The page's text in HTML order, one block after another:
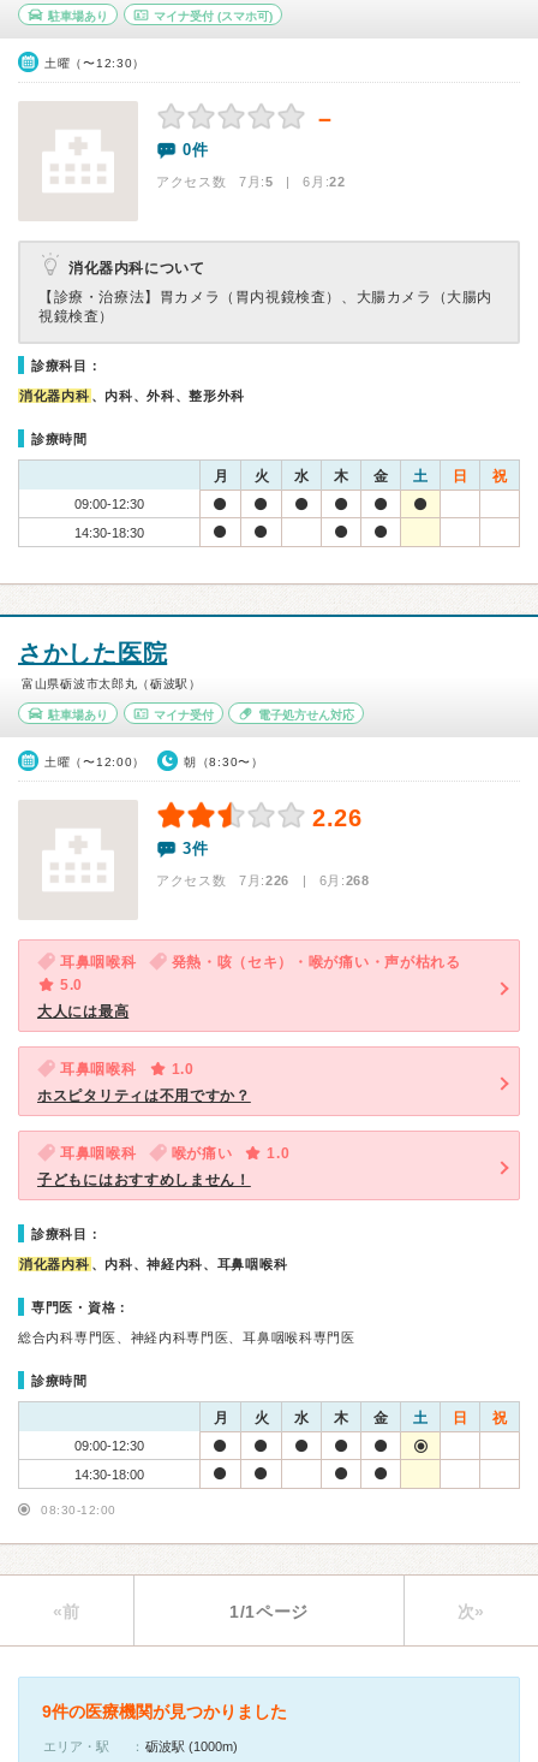
駐車場あり マイナ受付(スマホ可)
土曜（〜12:30）
－
0件
アクセス数 7月:5 | 6月:22
消化器内科について
【診療・治療法】 胃カメラ（胃内視鏡検査）、大腸カメラ（大腸内
視鏡検査）
診療科目：
消化器内科 、内科、外科、整形外科
診療時間
月 火 水 木 金 土 日 祝
09:00-12:30
14:30-18:30
さかした医院
富山県砺波市太郎丸（砺波駅）
駐車場あり マイナ受付 電子処方せん対応
土曜（〜12:00） 朝（8:30〜）
2.26
3件
アクセス数 7月:226 | 6月:268
耳鼻咽喉科
発熱・咳（セキ）・喉が痛い・声が枯れる
5.0
大人には最高
耳鼻咽喉科
1.0
ホスピタリティは不用ですか？
耳鼻咽喉科 喉が痛い
1.0
子どもにはおすすめしません！
診療科目：
消化器内科 、内科、神経内科、耳鼻咽喉科
専門医・資格：
総合内科専門医、神経内科専門医、耳鼻咽喉科専門医
診療時間
月 火 水 木 金 土 日 祝
09:00-12:30
14:30-18:00
08:30-12:00
«前 1/1ページ 次»
9件の医療機関が見つかりました
エリア・駅
砺波駅 (1000m)